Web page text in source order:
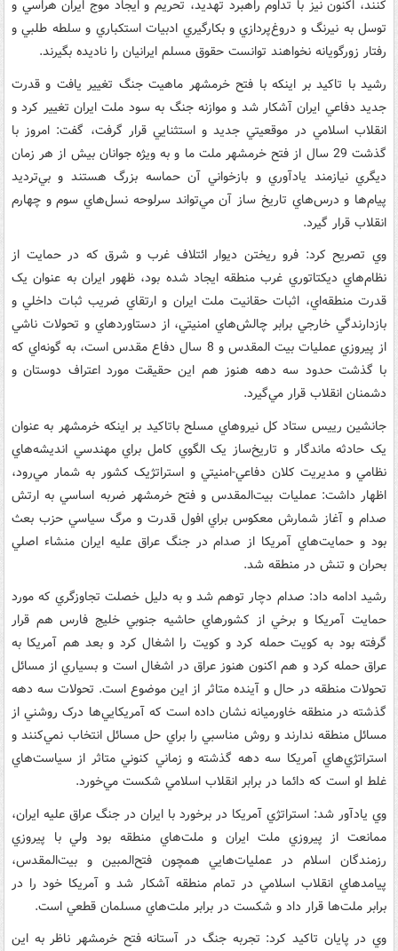
کنند، اکنون نيز با تداوم راهبرد تهديد، تحريم و ايجاد موج ايران هراسي و
توسل به نيرنگ و دروغ‌پردازي و بکارگيري ادبيات استکباري و سلطه طلبي و
رفتار زورگويانه نخواهند توانست حقوق مسلم ايرانيان را ناديده بگيرند.
رشيد با تاکيد بر اينکه با فتح خرمشهر ماهيت جنگ تغيير يافت و قدرت
جديد دفاعي ايران آشکار شد و موازنه جنگ به سود ملت ايران تغيير کرد و
انقلاب اسلامي در موقعيتي جديد و استثنايي قرار گرفت، گفت: امروز با
گذشت 29 سال از فتح خرمشهر ملت‌ ما و به ويژه جوانان بيش از هر زمان
ديگري نيازمند يادآوري و بازخواني آن حماسه بزرگ هستند و بي‌ترديد
پيام‌ها و درس‌هاي تاريخ ساز آن مي‌تواند سرلوحه نسل‌هاي سوم و چهارم
انقلاب قرار گيرد.
وي تصريح کرد: فرو ريختن ديوار ائتلاف غرب و شرق که در حمايت از
نظام‌هاي ديکتاتوري غرب منطقه ايجاد شده بود، ظهور ايران به عنوان يک
قدرت منطقه‌اي، اثبات حقانيت ملت ايران و ارتقاي ضريب ثبات داخلي و
بازدارندگي خارجي برابر چالش‌هاي امنيتي، از دستاوردهاي و تحولات ناشي
از پيروزي عمليات بيت المقدس و 8 سال دفاع مقدس است، به گونه‌اي که
با گذشت حدود سه دهه هنوز هم اين حقيقت مورد اعتراف دوستان و
دشمنان انقلاب قرار مي‌گيرد.
جانشين رييس ستاد کل نيروهاي مسلح باتاکيد بر اينکه خرمشهر به عنوان
يک حادثه ماندگار و تاريخ‌ساز يک الگوي کامل براي مهندسي انديشه‌هاي
نظامي و مديريت کلان دفاعي-امنيتي و استراتژيک کشور به شمار مي‌رود،
اظهار داشت: عمليات بيت‌المقدس و فتح خرمشهر ضربه اساسي به ارتش
صدام و آغاز شمارش معکوس براي افول قدرت و مرگ سياسي حزب بعث
بود و حمايت‌هاي آمريکا از صدام در جنگ عراق عليه ايران منشاء اصلي
بحران و تنش در منطقه شد.
رشيد ادامه داد: صدام دچار توهم شد و به دليل خصلت تجاوزگري که مورد
حمايت آمريکا و برخي از کشورهاي حاشيه جنوبي خليج فارس هم قرار
گرفته بود به کويت حمله کرد و کويت را اشغال کرد و بعد هم آمريکا به
عراق حمله کرد و هم اکنون هنوز عراق در اشغال است و بسياري از مسائل
تحولات منطقه در حال و آينده متاثر از اين موضوع است. تحولات سه دهه
گذشته در منطقه خاورميانه نشان داده است که آمريکايي‌ها درک روشني از
مسائل منطقه ندارند و روش مناسبي را براي حل مسائل انتخاب نمي‌کنند و
استراتژي‌هاي آمريکا سه دهه گذشته و زماني کنوني متاثر از سياست‌هاي
غلط او است که دائما در برابر انقلاب اسلامي شکست مي‌خورد.
وي يادآور شد: استراتژي آمريکا در برخورد با ايران در جنگ عراق عليه ايران،‌
ممانعت از پيروزي ملت ايران و ملت‌هاي منطقه بود ولي با پيروزي
رزمندگان اسلام در عمليات‌هايي همچون فتح‌المبين و بيت‌المقدس،
پيامدهاي انقلاب اسلامي در تمام منطقه آشکار شد و آمريکا خود را در
برابر ملت‌ها قرار داد و شکست در برابر ملت‌هاي مسلمان قطعي است.
وي در پايان تاکيد کرد: تجربه جنگ در آستانه فتح خرمشهر ناظر به اين